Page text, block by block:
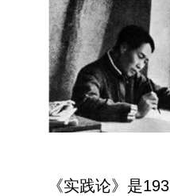
《实践论》是